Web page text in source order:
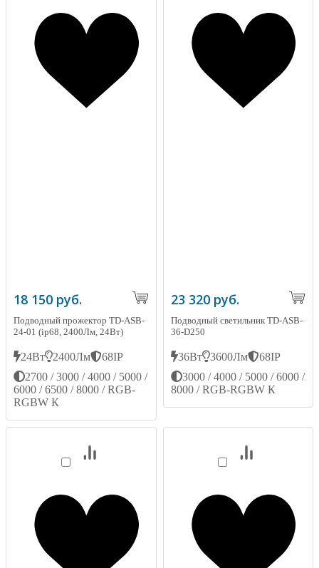
18 150 руб.
Подводный прожектор TD-ASB-
24-01 (ip68, 2400Лм, 24Вт)
24Вт 2400Лм
68IP
2700 / 3000 / 4000 / 5000 /
6000 / 6500 / 8000 / RGB-
RGBW К
23 320 руб.
Подводный светильник TD-ASB-
36-D250
36Вт 3600Лм
68IP
3000 / 4000 / 5000 / 6000 /
8000 / RGB-RGBW К